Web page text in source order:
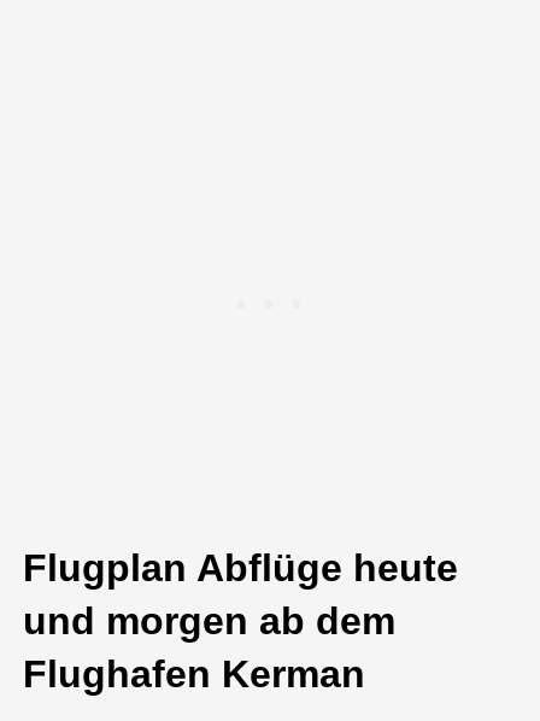
Flugplan Abflüge heute
und morgen ab dem
Flughafen Kerman